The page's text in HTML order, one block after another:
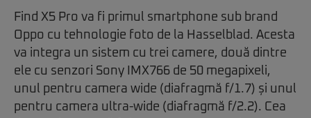
Find X5 Pro va fi primul smartphone sub brand
Oppo cu tehnologie foto de la Hasselblad. Acesta
va integra un sistem cu trei camere, două dintre
ele cu senzori Sony IMX766 de 50 megapixeli,
unul pentru camera wide (diafragmă f/1.7) și unul
pentru camera ultra-wide (diafragmă f/2.2). Cea